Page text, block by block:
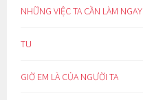
NHỮNG VIỆC TA CẦN LÀM NGAY
TU
GIỜ EM LÀ CỦA NGƯỜI TA